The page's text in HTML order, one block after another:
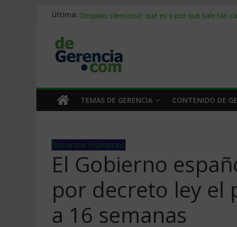
Última: Stablecoins para empresas: cómo pagar y
Trabajo forzoso en la cadena de suministro:
Mercado hispano de EE. UU.: cómo
TEMAS DE GERENCIA CONTENIDO DE
Recursos Humanos
El Gobierno
por decreto ley el
a 16 semanas